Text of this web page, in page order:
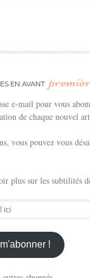
EN AVANT
e-mail pour vous
de chaque nouvel
vous pouvez vous
plus sur les subtilités
!